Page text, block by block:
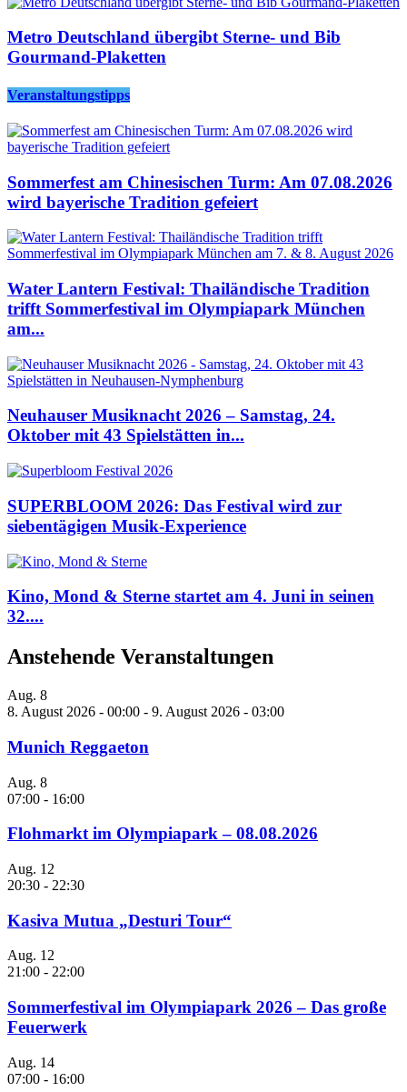
Metro Deutschland übergibt Sterne- und Bib
Gourmand-Plaketten
Veranstaltungstipps
Sommerfest am Chinesischen Turm: Am 07.08.2026
wird bayerische Tradition gefeiert
Water Lantern Festival: Thailändische Tradition
trifft Sommerfestival im Olympiapark München
am...
Neuhauser Musiknacht 2026 – Samstag, 24.
Oktober mit 43 Spielstätten in...
SUPERBLOOM 2026: Das Festival wird zur
siebentägigen Musik-Experience
Kino, Mond & Sterne startet am 4. Juni in seinen
32....
Anstehende Veranstaltungen
Aug. 8
8. August 2026 - 00:00 - 9. August 2026 - 03:00
Munich Reggaeton
Aug. 8
07:00 - 16:00
Flohmarkt im Olympiapark – 08.08.2026
Aug. 12
20:30 - 22:30
Kasiva Mutua „Desturi Tour“
Aug. 12
21:00 - 22:00
Sommerfestival im Olympiapark 2026 – Das große
Feuerwerk
Aug. 14
07:00 - 16:00